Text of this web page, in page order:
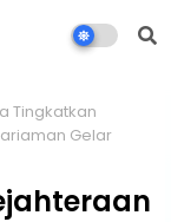
Tingkatkan
Gelar